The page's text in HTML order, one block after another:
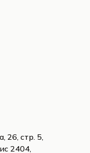
26, стр. 5,
2404,